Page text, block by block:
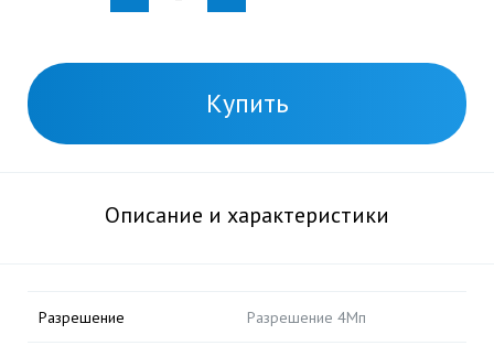
Купить
Описание и характеристики
Разрешение Разрешение 4Мп